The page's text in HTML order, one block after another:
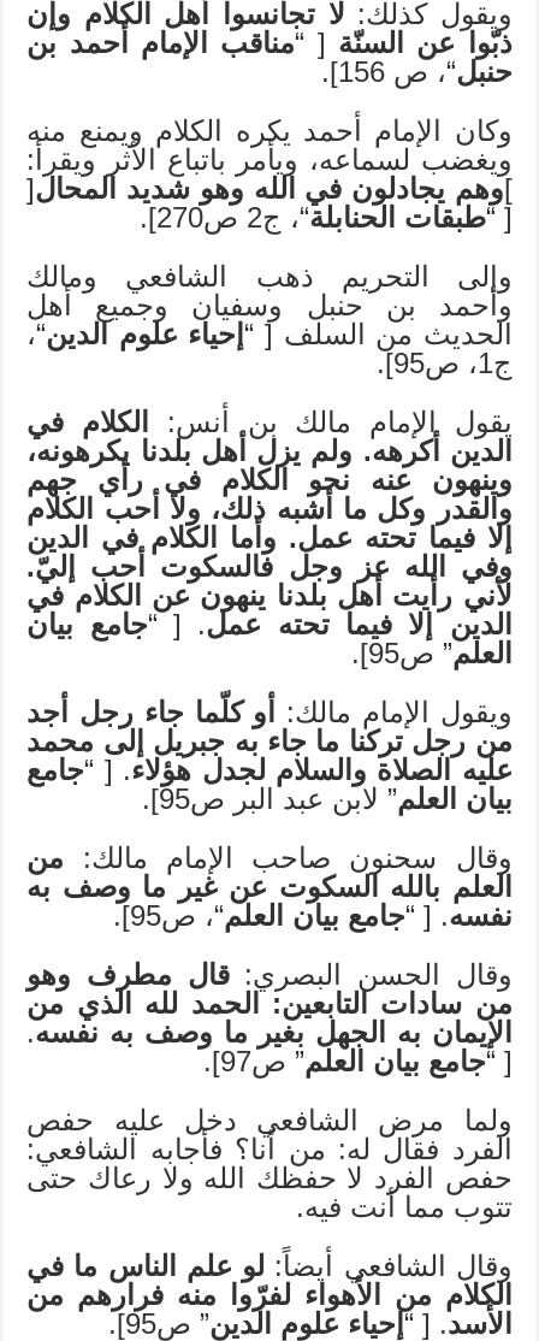
ويقول كذلك: لا تجانسوا أهل الكلام وإن
ذبّوا عن السنّة [ “مناقب الإمام أحمد بن
حنبل“، ص 156].
وكان الإمام أحمد يكره الكلام ويمنع منه
ويغضب لسماعه، ويأمر باتباع الأثر ويقرأ:
]وهم يجادلون في الله وهو شديد المحال[
[ “طبقات الحنابلة“، ج2 ص270].
وإلى التحريم ذهب الشافعي ومالك
وأحمد بن حنبل وسفيان وجميع أهل
الحديث من السلف [ “إحياء علوم الدين“،
ج1، ص95].
يقول الإمام مالك بن أنس:
الكلام في
الدين أكرهه. ولم يزل أهل بلدنا يكرهونه،
وينهون عنه نحو الكلام في رأي جهم
والقدر وكل ما أشبه ذلك، ولا أحب الكلام
إلا فيما تحته عمل. وأما الكلام في الدين
وفي الله عز وجل فالسكوت أحب إليّ.
لأني رأيت أهل بلدنا ينهون عن الكلام في
الدين إلا فيما تحته عمل. [ “جامع بيان
العلم” ص95].
ويقول الإمام مالك:
أو كلّما جاء رجل أجد
من رجل تركنا ما جاء به جبريل إلى محمد
عليه الصلاة والسلام لجدل هؤلاء. [ “جامع
بيان العلم” لابن عبد البر ص95].
وقال سحنون صاحب الإمام مالك: من
العلم بالله السكوت عن غير ما وصف به
نفسه. [ “جامع بيان العلم“، ص95].
وقال الحسن البصري:قال مطرف وهو
من سادات التابعين: الحمد لله الذي من
الإيمان به الجهل بغير ما وصف به نفسه.
[ “جامع بيان العلم” ص97].
ولما مرض الشافعي دخل عليه حفص
الفرد فقال له: من أنا؟ فأجابه الشافعي:
حفص الفرد لا حفظك الله ولا رعاك حتى
تتوب مما أنت فيه.
وقال الشافعي أيضاً: لو علم الناس ما في
الكلام من الأهواء لفرّوا منه فرارهم من
الأسد. [ “إحياء علوم الدين” ص95].